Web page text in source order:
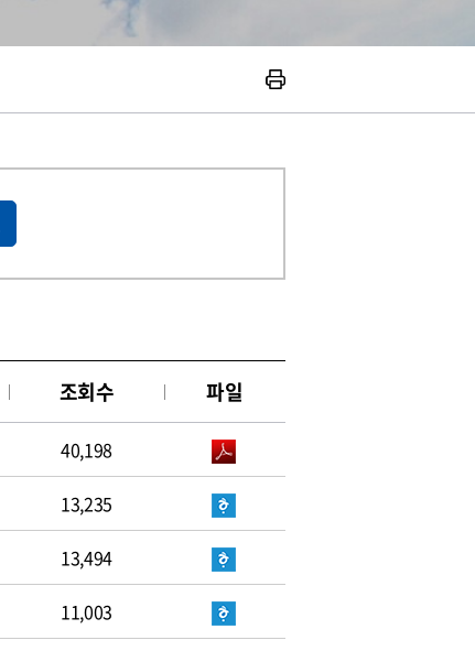
조회수 파일
40,198
13,235
13,494
11,003